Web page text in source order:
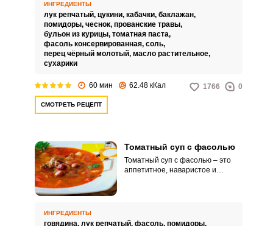
Овощи для супа обжариваются и
набор их может быть разным, что
зависит от сезона, а густоту супа
можно изменить по своему вкусу.
ИНГРЕДИЕНТЫ
лук репчатый, цукини, кабачки, баклажан,
помидоры, чеснок, прованские травы,
бульон из курицы, томатная паста,
фасоль консервированная, соль,
перец чёрный молотый, масло растительное,
сухарики
60 мин 62.48 кКал 1766 0
СМОТРЕТЬ РЕЦЕПТ
Томатный суп с фасолью
Томатный суп с фасолью – это
аппетитное, наваристое и
дополнениями по вкусу.
ИНГРЕДИЕНТЫ
говядина, лук репчатый, фасоль, помидоры,